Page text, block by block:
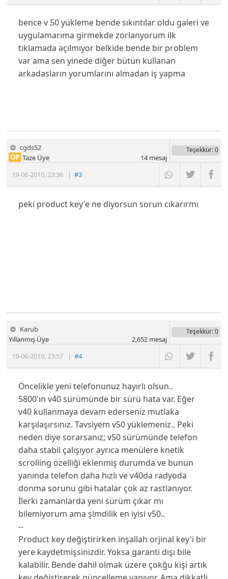
bence v 50 yükleme bende sıkıntılar oldu galeri ve
uygulamarıma girmekde zorlanyorum ilk
tıklamada açılmıyor belkide bende bir problem
var ama sen yinede diğer bütün kullanan
arkadasların yorumlarını almadan iş yapma
cgds52
19-06-2010,23:36 |#3
OP Taze Üye
Teşekkür: 0
14mesaj
peki product key'e ne diyorsun sorun cıkarırmı
Karub
19-06-2010,23:57 |#4
Yıllanmış Üye
Teşekkür: 0
2,652mesaj
Öncelikle yeni telefonunuz hayırlı olsun..
5800'ın v40 sürümünde bir sürü hata var. Eğer
v40 kullanmaya devam ederseniz mutlaka
karşılaşırsınız. Tavsiyem v50 yüklemeniz.. Peki
neden diye sorarsanız; v50 sürümünde telefon
daha stabil çalışıyor ayrıca menülere knetik
scrolling özelliği eklenmiş durumda ve bunun
yanında telefon daha hızlı ve v40da radyoda
donma sorunu gibi hatalar çok az rastlanıyor.
İlerki zamanlarda yeni sürüm çıkar mı
bilemiyorum ama şimdilik en iyisi v50..
--
Product key değiştirirken inşallah orjinal key'i bir
yere kaydetmişsinizdir. Yoksa garanti dışı bile
kalabilir. Bende dahil olmak üzere çokğu kişi artık